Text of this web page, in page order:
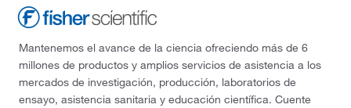
Mantenemos el avance de la ciencia ofreciendo más de 6
millones de productos y amplios servicios de asistencia a los
mercados de investigación, producción, laboratorios de
ensayo, asistencia sanitaria y educación científica. Cuente